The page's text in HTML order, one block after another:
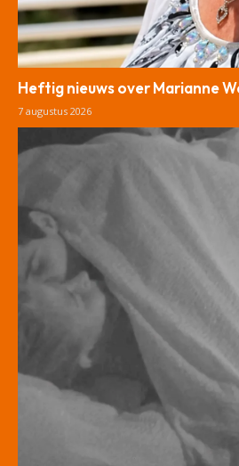
Heftig nieuws over Marianne
7 augustus 2026